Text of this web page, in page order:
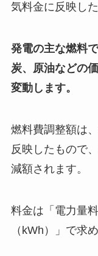
気料金に反映した
発電の主な燃料
炭、原油などの
変動します。
燃料費調整額は
反映したもので
減額されます。
料金は「電力量
（kWh）」で求